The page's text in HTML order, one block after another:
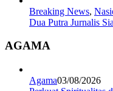
Breaking News,
Dua Putra Jurnalis
AGAMA
Agama03/08/2026